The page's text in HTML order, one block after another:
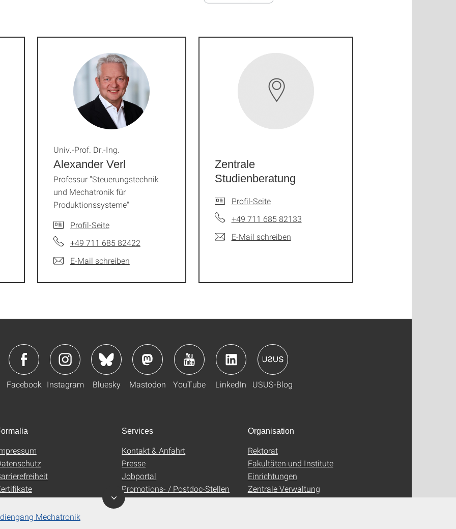
Mechatronik
Alexander Verl
Univ.-Prof. Dr.-Ing.
Professur "Steuerungstechnik
und Mechatronik für
Produktionssysteme"
Profil-Seite
+49 711 685 82422
E-Mail schreiben
Zentrale
Studienberatung
Profil-Seite
+49 711 685 82133
E-Mail schreiben
Facebook Instagram Bluesky Mastodon YouTube LinkedIn USUS-Blog
Services
Kontakt & Anfahrt
Presse
Jobportal
Promotions- / Postdoc-Stellen
Uni-Shop
Organisation
Rektorat
Fakultäten und Institute
Einrichtungen
Zentrale Verwaltung